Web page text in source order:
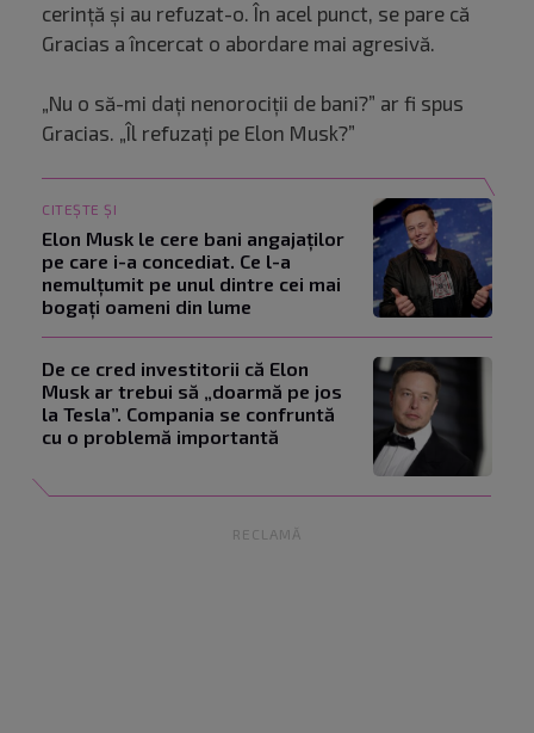
cerință și au refuzat-o. În acel punct, se pare că
Gracias a încercat o abordare mai agresivă.
„Nu o să-mi dați nenorociții de bani?” ar fi spus
Gracias. „Îl refuzați pe Elon Musk?”
CITEȘTE ȘI
Elon Musk le cere bani angajaților
pe care i-a concediat. Ce l-a
nemulțumit pe unul dintre cei mai
bogați oameni din lume
De ce cred investitorii că Elon
Musk ar trebui să „doarmă pe jos
la Tesla”. Compania se confruntă
cu o problemă importantă
RECLAMĂ